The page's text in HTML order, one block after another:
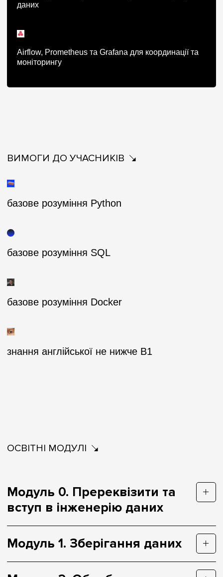
даних
Airflow, Prometheus та Grafana для координації та
моніторингу
ВИМОГИ ДО УЧАСНИКІВ
базове розуміння Python
базове розуміння SQL
базове розуміння Docker
знання англійської не нижче B1
ОСВІТНІ МОДУЛІ
Модуль 0. Пререквізити та
вступ в інженерію даних
Модуль 1. Зберігання даних